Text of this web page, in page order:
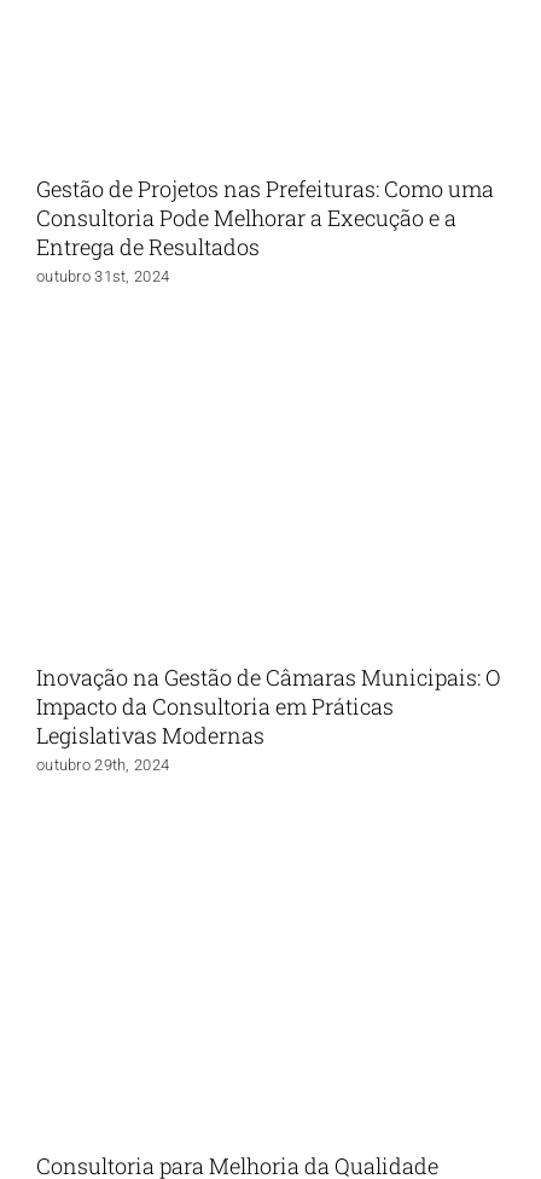
Gestão de Projetos nas Prefeituras: Como uma
Consultoria Pode Melhorar a Execução e a
Entrega de Resultados
outubro 31st, 2024
Inovação na Gestão de Câmaras Municipais: O
Impacto da Consultoria em Práticas
Legislativas Modernas
outubro 29th, 2024
Consultoria para Melhoria da Qualidade